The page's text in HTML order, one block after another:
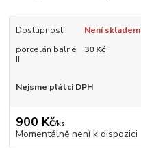
Dostupnost
Není skladem
porcelán balné
II
30 Kč
Nejsme plátci DPH
900 Kč/ks
Momentálně není k dispozici